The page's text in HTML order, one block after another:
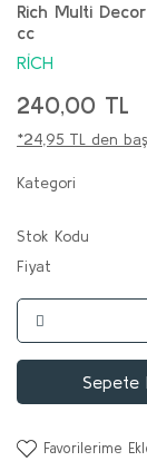
Rich Multi
cc
RİCH
240,00 TL
*24,95 TL den
Kategori
Stok Kodu
Fiyat
Sepete